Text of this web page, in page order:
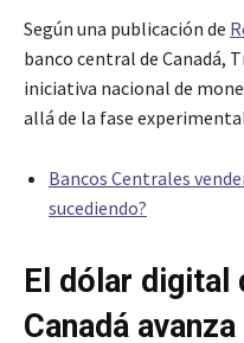
Según una publicación de
banco central de Canadá,
iniciativa nacional de
allá de la fase
Bancos Centrales
sucediendo?
El dólar digital
Canadá avanza